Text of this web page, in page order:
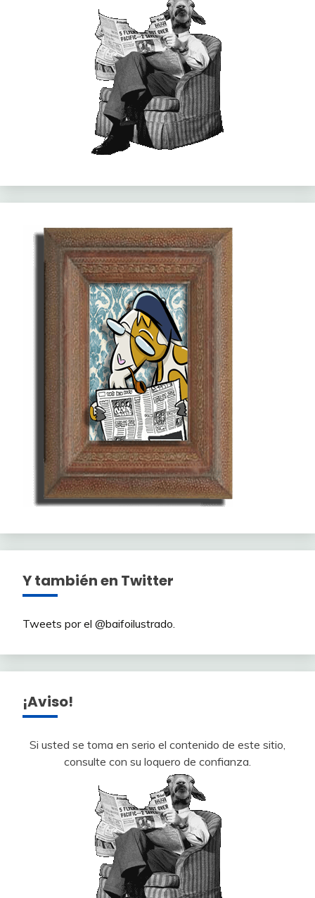
Y también en Twitter
Tweets por el @baifoilustrado.
¡Aviso!
Si usted se toma en serio el contenido de este sitio,
consulte con su loquero de confianza.